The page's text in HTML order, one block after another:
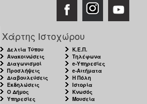
Χάρτης Ιστοχώρου
Δελτία Τύπου
Ανακοινώσεις
Διαγωνισμοί
Προσλήψεις
Διαβουλεύσεις
Εκδηλώσεις
Ο Δήμος
Υπηρεσίες
Κ.Ε.Π.
Τηλέφωνα
e-Υπηρεσίες
e-Αιτήματα
Η Πόλη
Ιστορία
Κνωσός
Μουσεία